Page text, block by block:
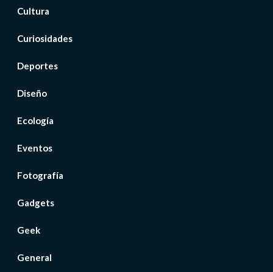
Cultura
Curiosidades
Deportes
Diseño
Ecología
Eventos
Fotografía
Gadgets
Geek
General